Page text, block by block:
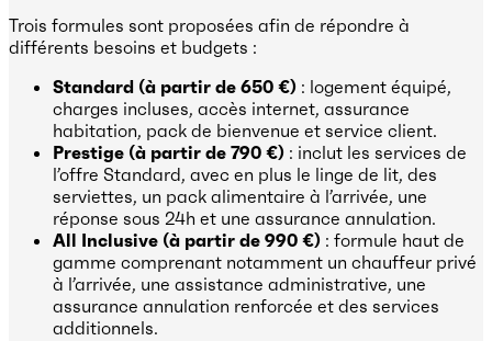
Trois formules sont proposées afin de répondre à
différents besoins et budgets :
Standard (à partir de 650 €) : logement équipé,
charges incluses, accès internet, assurance
habitation, pack de bienvenue et service client.
Prestige (à partir de 790 €) : inclut les services de
l’offre Standard, avec en plus le linge de lit, des
serviettes, un pack alimentaire à l’arrivée, une
réponse sous 24h et une assurance annulation.
All Inclusive (à partir de 990 €) : formule haut de
gamme comprenant notamment un chauffeur privé
à l’arrivée, une assistance administrative, une
assurance annulation renforcée et des services
additionnels.